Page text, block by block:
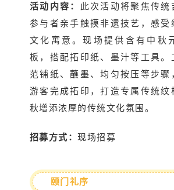
活动内容： 此次活动将聚焦传统
参与者亲手触摸非遗技艺，感受
文化寓意。现场提供含有中秋
板，搭配拓印纸、墨汁等工具。
范铺纸、蘸墨、均匀按压等步骤
游客完成拓印，打造专属传统纹
秋增添浓厚的传统文化氛围。
招募方式：现场招募
颐门礼序